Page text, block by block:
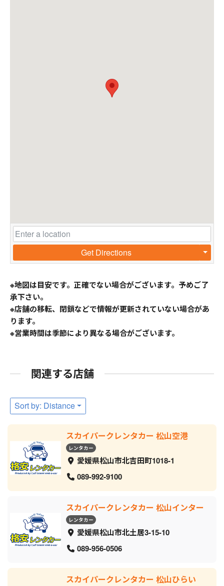
Get Directions
※地図は目安です。正確でない場合がございます。予めご了
承下さい。
※店舗の移転、閉鎖などで情報が更新されていない場合があ
ります。
※営業時間は季節により異なる場合がございます。
関連する店舗
Sort by: Distance
スカイパークレンタカー 松山空港
レンタカー
愛媛県松山市北吉田町1018-1
089-992-9100
スカイパークレンタカー 松山インター
レンタカー
愛媛県松山市北土居3-15-10
089-956-0506
スカイパークレンタカー 松山ひらい